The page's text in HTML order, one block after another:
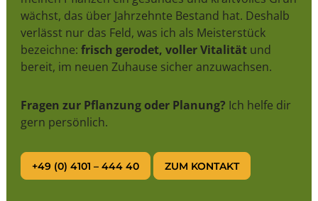
wächst, das über Jahrzehnte Bestand hat. Deshalb
verlässt nur das Feld, was ich als Meisterstück
bezeichne: frisch gerodet, voller Vitalitätund
bereit, im neuen Zuhause sicher anzuwachsen.
Fragen zur Pflanzung oder Planung? Ich helfe dir
gern persönlich.
+49 (0) 4101 – 444 40 ZUM KONTAKT